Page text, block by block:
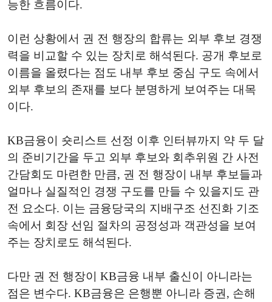
능한 흐름이다.
이런 상황에서 권 전 행장의 합류는 외부 후보 경쟁
력을 비교할 수 있는 장치로 해석된다. 공개 후보로
이름을 올렸다는 점도 내부 후보 중심 구도 속에서
외부 후보의 존재를 보다 분명하게 보여주는 대목
이다.
KB금융이 숏리스트 선정 이후 인터뷰까지 약 두 달
의 준비기간을 두고 외부 후보와 회추위원 간 사전
간담회도 마련한 만큼, 권 전 행장이 내부 후보들과
얼마나 실질적인 경쟁 구도를 만들 수 있을지도 관
전 요소다. 이는 금융당국의 지배구조 선진화 기조
속에서 회장 선임 절차의 공정성과 객관성을 보여
주는 장치로도 해석된다.
다만 권 전 행장이 KB금융 내부 출신이 아니라는
점은 변수다. KB금융은 은행뿐 아니라 증권, 손해